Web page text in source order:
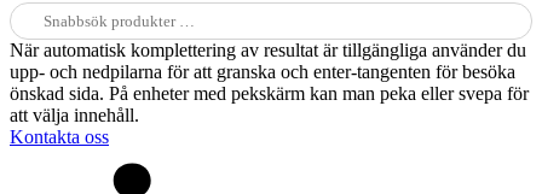
Sök
efter:
När automatisk komplettering av resultat är tillgängliga använder du
upp- och nedpilarna för att granska och enter-tangenten för besöka
önskad sida. På enheter med pekskärm kan man peka eller svepa för
att välja innehåll.
Kontakta oss